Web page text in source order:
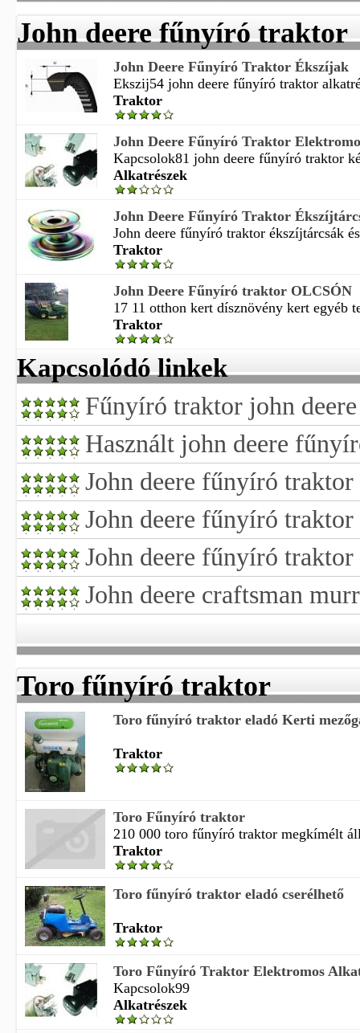
John deere fűnyíró traktor
John Deere Fűnyíró Traktor Ékszíjak
Ekszij54 john deere fűnyíró traktor
Traktor
John Deere Fűnyíró Traktor
Kapcsolok81 john deere fűnyíró traktor
Alkatrészek
John Deere Fűnyíró Traktor
John deere fűnyíró traktor ékszíjtárcsák
Traktor
John Deere Fűnyíró traktor OLCSÓN
17 11 otthon kert dísznövény kert egyéb
Traktor
Kapcsolódó linkek
Fűnyíró traktor john
Használt john deere
John deere fűnyíró traktor
John deere fűnyíró traktor
John deere fűnyíró traktor
John deere craftsman
Toro fűnyíró traktor
Toro fűnyíró traktor eladó Kerti
Traktor
Toro Fűnyíró traktor
210 000 toro fűnyíró traktor megkímélt
Traktor
Toro fűnyíró traktor eladó cserélhető
Traktor
Toro Fűnyíró Traktor Elektromos
Kapcsolok99
Alkatrészek